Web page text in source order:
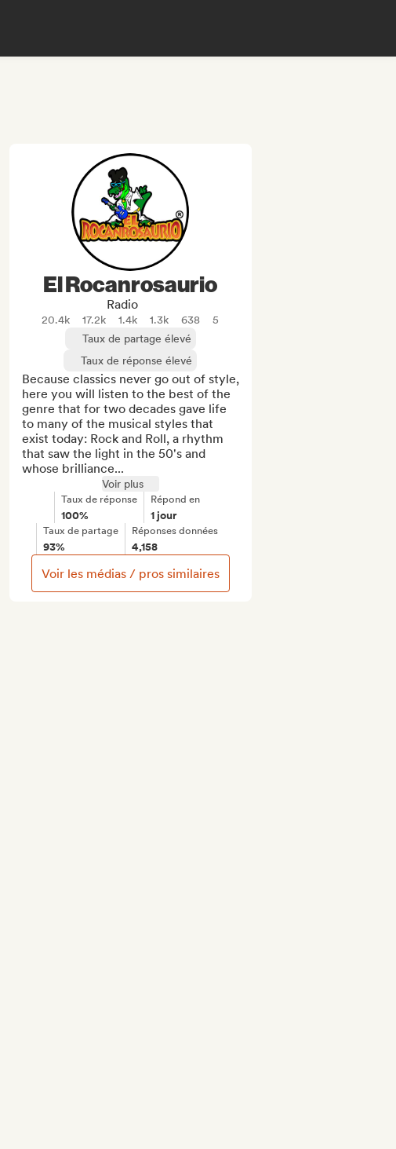
El Rocanrosaurio
Radio
20.4k 17.2k 1.4k 1.3k 638
5
Taux de partage élevé
Taux de réponse élevé
Because classics never go out of style,
here you will listen to the best of the
genre that for two decades gave life
to many of the musical styles that
exist today: Rock and Roll, a rhythm
that saw the light in the 50's and
whose brilliance...
Voir plus
Taux de réponse
100%
Répond en
1 jour
Taux de partage
93%
Réponses données
4,158
Voir les médias / pros similaires